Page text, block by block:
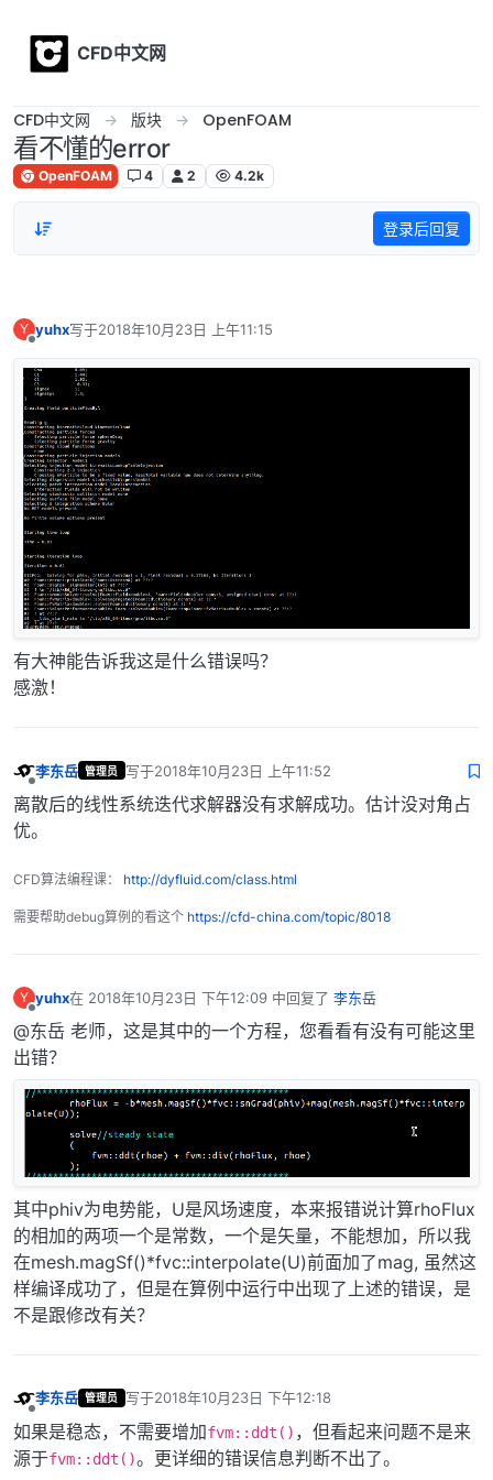
CFD中文网
CFD中文网 版块 OpenFOAM
看不懂的error
OpenFOAM 4 2 4.2k
登录后回复
Y yuhx写于2018年10月23日 上午11:15
最后由 编辑
有大神能告诉我这是什么错误吗？
感激！
李东岳 管理员 写于2018年10月23日 上午11:52
最后由 编辑
离散后的线性系统迭代求解器没有求解成功。估计没对角占
优。
CFD算法编程课： http://dyfluid.com/class.html
需要帮助debug算例的看这个 https://cfd-china.com/topic/8018
Y
离线
yuhx在 2018年10月23日 下午12:09 中回复了 李东岳
最后由 编辑
@东岳 老师，这是其中的一个方程，您看看有没有可能这里
出错？
其中phiv为电势能，U是风场速度，本来报错说计算rhoFlux
的相加的两项一个是常数，一个是矢量，不能想加，所以我
在mesh.magSf()*fvc::interpolate(U)前面加了mag, 虽然这
样编译成功了，但是在算例中运行中出现了上述的错误，是
不是跟修改有关？
李东岳 管理员 写于2018年10月23日 下午12:18
最后由 编辑
如果是稳态，不需要增加fvm::ddt() ，但看起来问题不是来
源于fvm::ddt()。更详细的错误信息判断不出了。